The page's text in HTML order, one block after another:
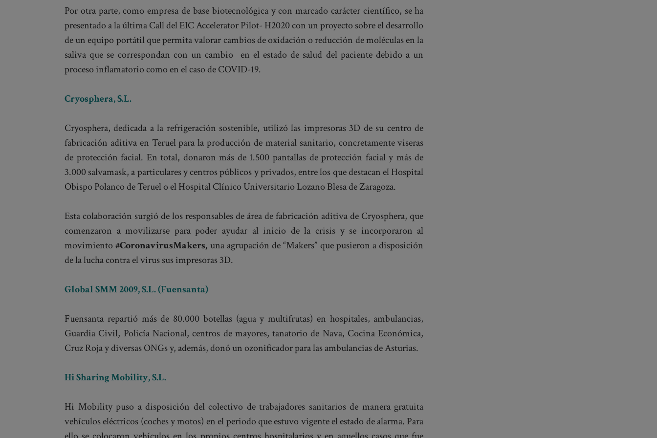
Por otra parte, como empresa de base biotecnológica y con marcado carácter científico, se ha
presentado a la última Call del EIC Accelerator Pilot- H2020 con un proyecto sobre el desarrollo
de un equipo portátil que permita valorar cambios de oxidación o reducción de moléculas en la
saliva que se correspondan con un cambio en el estado de salud del paciente debido a un
proceso inflamatorio como en el caso de COVID-19.
Cryosphera, S.L.
Cryosphera, dedicada a la refrigeración sostenible, utilizó las impresoras 3D de su centro de
fabricación aditiva en Teruel para la producción de material sanitario, concretamente viseras
de protección facial. En total, donaron más de 1.500 pantallas de protección facial y más de
3.000 salvamask, a particulares y centros públicos y privados, entre los que destacan el Hospital
Obispo Polanco de Teruel o el Hospital Clínico Universitario Lozano Blesa de Zaragoza.
Esta colaboración surgió de los responsables de área de fabricación aditiva de Cryosphera, que
comenzaron a movilizarse para poder ayudar al inicio de la crisis y se incorporaron al
movimiento#CoronavirusMakers, una agrupación de “Makers” que pusieron a disposición
de la lucha contra el virus sus impresoras 3D.
Global SMM 2009, S.L. (Fuensanta)
Fuensanta repartió más de 80.000 botellas (agua y multifrutas) en hospitales, ambulancias,
Guardia Civil, Policía Nacional, centros de mayores, tanatorio de Nava, Cocina Económica,
Cruz Roja y diversas ONGs y, además, donó un ozonificador para las ambulancias de Asturias.
Hi Sharing Mobility, S.L.
Hi Mobility puso a disposición del colectivo de trabajadores sanitarios de manera gratuita
vehículos eléctricos (coches y motos) en el periodo que estuvo vigente el estado de alarma. Para